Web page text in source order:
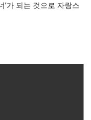
’가 되는 것으로 자랑스